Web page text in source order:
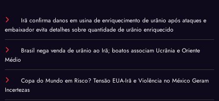
Irã confirma danos em usina de enriquecimento de urânio após ataques e
embaixador evita detalhes sobre quantidade de urânio enriquecido
Brasil nega venda de urânio ao Irã; boatos associam Ucrânia e Oriente
Médio
Copa do Mundo em Risco? Tensão EUA-Irã e Violência no México Geram
Incertezas